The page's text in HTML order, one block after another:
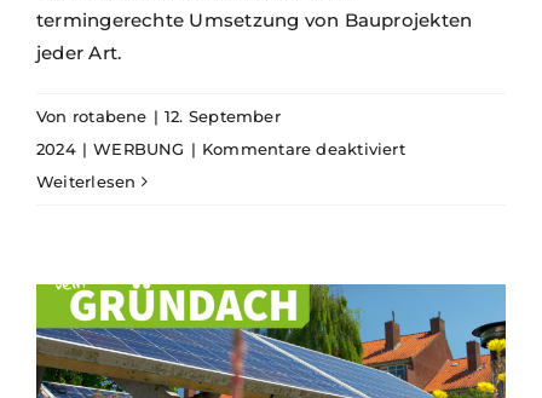
termingerechte Umsetzung von Bauprojekten
jeder Art.
Von rotabene | 12. September
2024 | WERBUNG | Kommentare deaktiviertfür
Weiterlesen